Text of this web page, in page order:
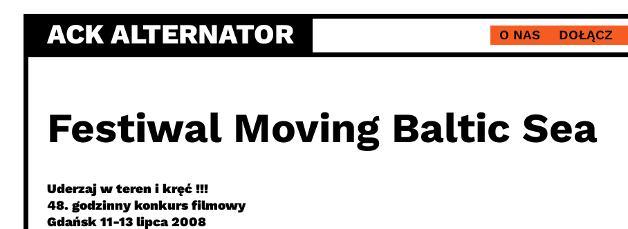
content
ACK ALTERNATOR O NAS DOŁĄCZ
Festiwal Moving Baltic Sea
Uderzaj w teren i kręć !!!
48. godzinny konkurs filmowy
Gdańsk 11-13 lipca 2008